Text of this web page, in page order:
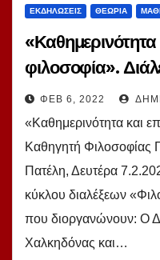
ΕΚΔΗΛΏΣΕΙΣ ΘΕΩΡΊΑ
«Καθημερινότητα
φιλοσοφία».
καθ. Δ. Πατέλη,
19:00
ΦΕΒ 6, 2022
«Καθημερινότητα και
Καθηγητή Φιλοσοφίας
Πατέλη, Δευτέρα
κύκλου διαλέξεων
που διοργανώνουν: Ο
Χαλκηδόνας και…